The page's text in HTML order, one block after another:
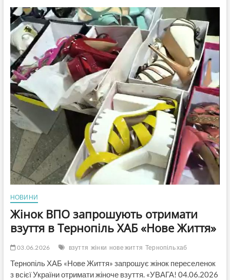
НОВИНИ
Жінок ВПО запрошують отримати
взуття в Тернопіль ХАБ «Нове Життя»
03.06.2026 взуття жінки нове життя Тернопіль хаб
Тернопіль ХАБ «Нове Життя» запрошує жінок переселенок
з всієї України отримати жіноче взуття. «УВАГА! 04.06.2026